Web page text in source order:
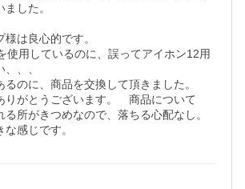
した。
は良心的です。
使用しているのに、誤ってアイホン12用
、、
るのに、商品を交換して頂きました。
がとうございます。　商品について
る所がきつめなので、落ちる心配なし。
感じです。